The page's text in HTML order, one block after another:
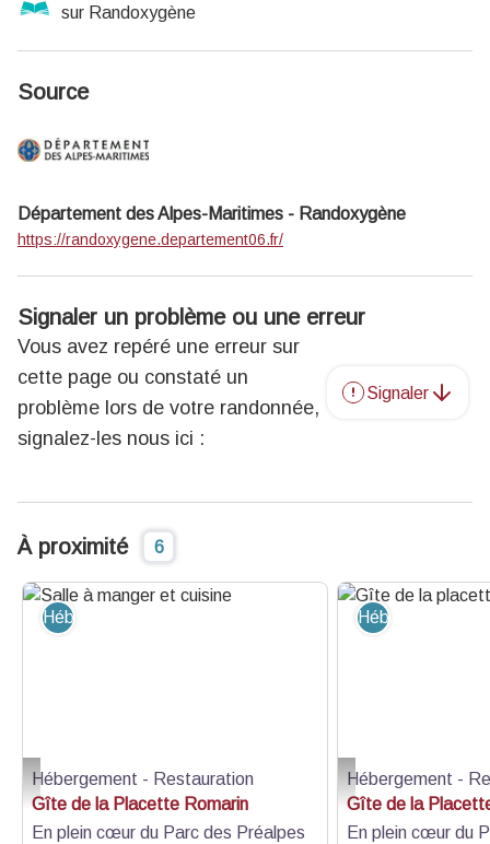
sur Randoxygène
Source
Département des Alpes-Maritimes - Randoxygène
https://randoxygene.departement06.fr/
Signaler un problème ou une erreur
Vous avez repéré une erreur sur
cette page ou constaté un
problème lors de votre randonnée,
signalez-les nous ici :
Signaler
À proximité 6
Salle à manger et cuisine - Gîte de la placette
Hébergement - Restauration
Hébergement - Restauration
Gîte de la Placette Romarin
En plein cœur du Parc des Préalpes
Gîte de la placette -
Hébergement -
Hébergement -
Gîte de la
En plein cœur du